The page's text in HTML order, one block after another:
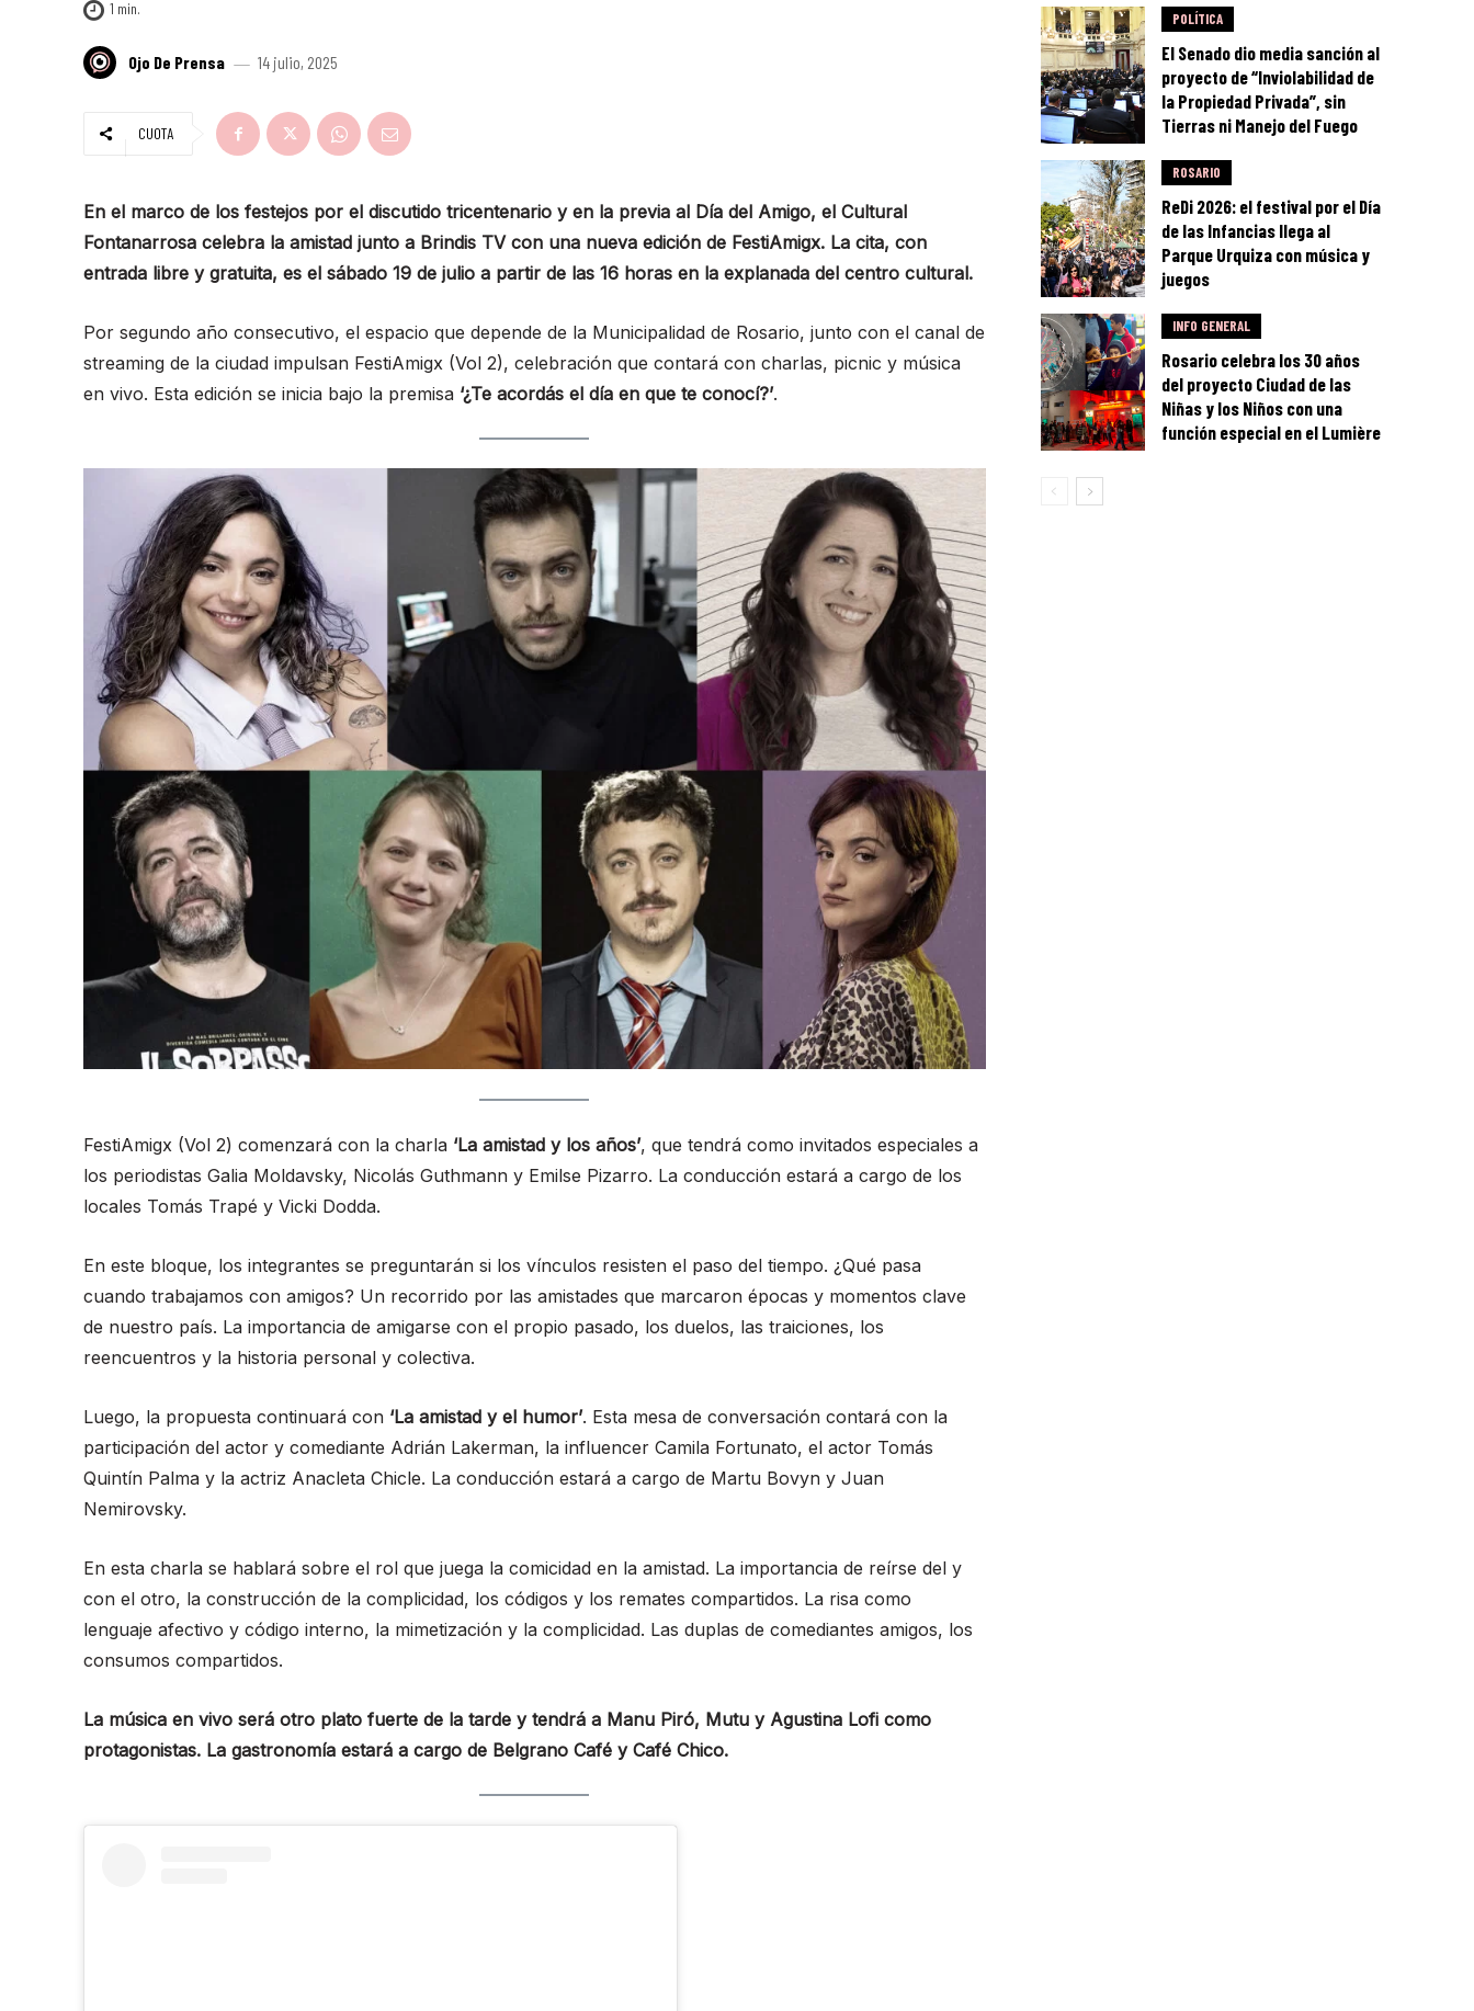
1 min.
Ojo De Prensa 14 julio, 2025
CUOTA
En el marco de los festejos por el discutido tricentenario y en la previa al Día del Amigo, el Cultural
Fontanarrosa celebra la amistad junto a Brindis TV con una nueva edición de FestiAmigx. La cita, con
entrada libre y gratuita, es el sábado 19 de julio a partir de las 16 horas en la explanada del centro cultural.
Por segundo año consecutivo, el espacio que depende de la Municipalidad de Rosario, junto con el canal de
streaming de la ciudad impulsan FestiAmigx (Vol 2), celebración que contará con charlas, picnic y música
en vivo. Esta edición se inicia bajo la premisa ‘¿Te acordás el día en que te conocí?’.
FestiAmigx (Vol 2) comenzará con la charla ‘La amistad y los años’, que tendrá como invitados especiales a
los periodistas Galia Moldavsky, Nicolás Guthmann y Emilse Pizarro. La conducción estará a cargo de los
locales Tomás Trapé y Vicki Dodda.
En este bloque, los integrantes se preguntarán si los vínculos resisten el paso del tiempo. ¿Qué pasa
cuando trabajamos con amigos? Un recorrido por las amistades que marcaron épocas y momentos clave
de nuestro país. La importancia de amigarse con el propio pasado, los duelos, las traiciones, los
reencuentros y la historia personal y colectiva.
Luego, la propuesta continuará con ‘La amistad y el humor’. Esta mesa de conversación contará con la
participación del actor y comediante Adrián Lakerman, la influencer Camila Fortunato, el actor Tomás
Quintín Palma y la actriz Anacleta Chicle. La conducción estará a cargo de Martu Bovyn y Juan
Nemirovsky.
En esta charla se hablará sobre el rol que juega la comicidad en la amistad. La importancia de reírse del y
con el otro, la construcción de la complicidad, los códigos y los remates compartidos. La risa como
lenguaje afectivo y código interno, la mimetización y la complicidad. Las duplas de comediantes amigos, los
consumos compartidos.
La música en vivo será otro plato fuerte de la tarde y tendrá a Manu Piró, Mutu y Agustina Lofi como
protagonistas. La gastronomía estará a cargo de Belgrano Café y Café Chico.
POLÍTICA
El Senado dio media sanción al
proyecto de “Inviolabilidad de
la Propiedad Privada”, sin
Tierras ni Manejo del Fuego
ROSARIO
ReDi 2026: el festival por el Día
de las Infancias llega al
Parque Urquiza con música y
juegos
INFO GENERAL
Rosario celebra los 30 años
del proyecto Ciudad de las
Niñas y los Niños con una
función especial en el Lumière